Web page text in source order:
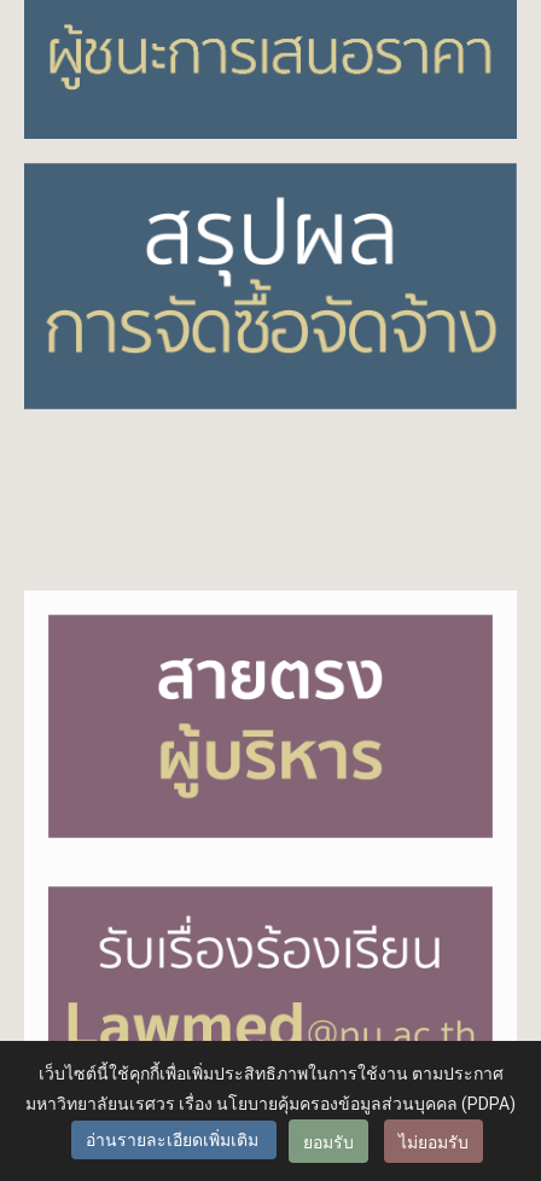
เว็บไซต์นี้ใช้คุกกี้เพื่อเพิ่มประสิทธิภาพในการใช้งาน ตามประกาศ
มหาวิทยาลัยนเรศวร เรื่อง นโยบายคุ้มครองข้อมูลส่วนบุคคล (PDPA)
อ่านรายละเอียดเพิ่มเติม
ยอมรับ ไม่ยอมรับ